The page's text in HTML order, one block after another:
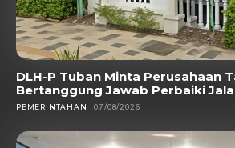
DLH-P Tuban Minta Perusahaan
Bertanggung Jawab Perbaiki
PEMERINTAHAN 07/08/2026